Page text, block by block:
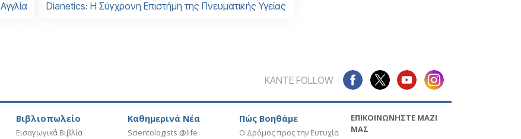
Αγγλία Dianetics: Η Σύγχρονη Επιστήμη της Πνευματικής Υγείας
ΚΑΝΤΕ FOLLOW
Βιβλιοπωλείο
Εισαγωγικά Βιβλία
Καθημερινά Νέα
Scientologists @life
Πώς Βοηθάμε
Ο Δρόμος προς την Ευτυχία
ΕΠΙΚΟΙΝΩΝΗΣΤΕ ΜΑΖΙ
ΜΑΣ